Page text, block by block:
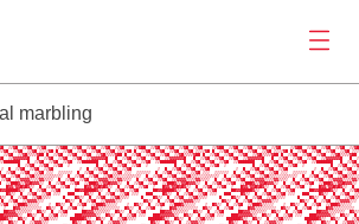
marbling
░▒▓█  ░▒▓█  ░▒▓█    ░▒▓██  ░▒▓█  ░▒▓█  ░▒▓█  ░▒▓█    ░▒▓██  ░▒▓█  ░▒▓█  ░▒▓█  ░▒▓█    ░▒▓██  ░▒▓█  ░▒▓█  ░▒▓█  ░▒▓█    ░▒▓██  ░▒▓█  ░▒▓█  ░▒▓█
░▒▓█  ░▒▓█ ░░░▒▓█ █  ░▒▓█  ░▒▓█  ░▒▓█  ░▒▓█ ░░░▒▓█ █  ░▒▓█  ░▒▓█  ░▒▓█  ░▒▓█ ░░░▒▓█ █  ░▒▓█  ░▒▓█  ░▒▓█  ░▒▓█ ░░░▒▓█ █  ░▒▓█  ░▒▓█  ░▒▓█  ░▒▓█
░▒▓█▒▒▒▒▓██ █  ░▒▓█  ░▒▓█  ░▒▓█  ░▒▓█▒▒▒▒▓██ █  ░▒▓█  ░▒▓█  ░▒▓█  ░▒▓█▒▒▒▒▓██ █  ░▒▓█  ░▒▓█  ░▒▓█  ░▒▓█▒▒▒▒▓██ █  ░▒▓█  ░▒▓█  ░▒▓█  ░▒▓█▒▒▒▒▓██
░▒▓▓▓▓▓▓█   █  ░▒▓█  ░▒▓█  ░▒▓█  ░▒▓▓▓▓▓▓█   █  ░▒▓█  ░▒▓█  ░▒▓█  ░▒▓▓▓▓▓▓█   █  ░▒▓█  ░▒▓█  ░▒▓█  ░▒▓▓▓▓▓▓█   █  ░▒▓█  ░▒▓█  ░▒▓█  ░▒▓▓▓▓▓▓█   █
█  ░▒▓█  ░▒▓█  ░▒▓█  ░▒███████   █  ░▒▓█  ░▒▓█  ░▒▓█  ░▒███████   █  ░▒▓█  ░▒▓█  ░▒▓█  ░▒███████   █  ░▒▓█  ░▒▓█  ░▒▓█  ░▒███████   █  ░▒▓█
█  ░▒▓█  ░▒▓█  ░▒▓█  ░           █  ░▒▓█  ░▒▓█  ░▒▓█  ░           █  ░▒▓█  ░▒▓█  ░▒▓█  ░           █  ░▒▓█  ░▒▓█  ░▒▓█  ░           █
░▒▓█  ░▒▓█  ░▒▓█           ░  █  ░▒▓█  ░▒▓█  ░▒▓█           ░  █  ░▒▓█  ░▒▓█  ░▒▓█           ░  █  ░▒▓█  ░▒▓█  ░▒▓█           ░  █  ░▒▓█  ░▒▓█
░▒▓█  ░▒▓█  ░▒▓█ ░░░  ░░░░░░  █  ░▒▓█  ░▒▓█  ░▒▓█ ░░░  ░░░░░░  █  ░▒▓█  ░▒▓█  ░▒▓█ ░░░  ░░░░░░  █  ░▒▓█  ░▒▓█  ░▒▓█ ░░░  ░░░░░░  █  ░▒▓█  ░▒▓█
░▒▓█  ░▒▓█▒▒▒░░░▒▒▒░▒░  █  ░▒▓█  ░▒▓█  ░▒▓█▒▒▒░░░▒▒▒░▒░  █  ░▒▓█  ░▒▓█  ░▒▓█▒▒▒░░░▒▒▒░▒░  █  ░▒▓█  ░▒▓█  ░▒▓█▒▒▒░░░▒▒▒░▒░  █  ░▒▓█  ░▒▓█
░▒▓▓▓▓▒░▒▒▓▓▒▒▒░  █  ░▒▓█  ░▒▓█  ░▒▓▓▓▓▒░▒▒▓▓▒▒▒░  █  ░▒▓█  ░▒▓█  ░▒▓▓▓▓▒░▒▒▓▓▒▒▒░  █  ░▒▓█  ░▒▓█  ░▒▓▓▓▓▒░▒▒▓▓▒▒▒░  █  ░▒▓█  ░▒▓█
░▒███▓▒▒▓▓█▓▓▓▒░  █  ░▒▓█  ░▒▓█  ░▒███▓▒▒▓▓█▓▓▓▒░  █  ░▒▓█  ░▒▓█  ░▒███▓▒▒▓▓█▓▓▓▒░  █  ░▒▓█  ░▒▓█  ░▒███▓▒▒▓▓█▓▓▓▒░  █  ░▒▓█  ░▒▓█
█▓▓▒▓▓█▓█▓▒░  █  ░▒▓█  ░▒▓█  ░   █▓▓▒▓▓█▓█▓▒░  █  ░▒▓█  ░▒▓█  ░   █▓▓▒▓▓█▓█▓▒░  █  ░▒▓█  ░▒▓█  ░   █▓▓▒▓▓█▓█▓▒░  █  ░▒▓█  ░▒▓█  ░   █▓▓▒▓▓█▓█▓▒░
█  ░▒▓█  ░▒▓█      ██▓▓█████▓▒░  █  ░▒▓█  ░▒▓█      ██▓▓█████▓▒░  █  ░▒▓█  ░▒▓█      ██▓▓█████▓▒░  █  ░▒▓█  ░▒▓█      ██▓▓█████▓▒░  █  ░▒▓█
█▓▒░  █  ░▒▓█  ░▒▓█ ░░░   ███    █▓▒░  █  ░▒▓█  ░▒▓█ ░░░   ███    █▓▒░  █  ░▒▓█  ░▒▓█ ░░░   ███    █▓▒░  █  ░▒▓█  ░▒▓█ ░░░   ███    █▓▒░  █  ░▒▓█
█  ░▒▓█  ░▒▓█▒▒▒░     █    █▓▒░  █  ░▒▓█  ░▒▓█▒▒▒░     █    █▓▒░  █  ░▒▓█  ░▒▓█▒▒▒░     █    █▓▒░  █  ░▒▓█  ░▒▓█▒▒▒░     █    █▓▒░  █  ░▒▓█
░▒▓█  ░▒▓▓▓▓▒░░         █▓▒░  █  ░▒▓█  ░▒▓▓▓▓▒░░         █▓▒░  █  ░▒▓█  ░▒▓▓▓▓▒░░         █▓▒░  █  ░▒▓█  ░▒▓▓▓▓▒░░         █▓▒░  █  ░▒▓█
░▒███▓▒▒░░░    ░  █▓▒░  █  ░▒▓█  ░▒███▓▒▒░░░    ░  █▓▒░  █  ░▒▓█  ░▒███▓▒▒░░░    ░  █▓▒░  █  ░▒▓█  ░▒███▓▒▒░░░    ░  █▓▒░  █  ░▒▓█  ░▒███▓▒▒░░░
█▓▓▒▒▒░░░░░░  █▓▒░  █  ░▒▓█  ░   █▓▓▒▒▒░░░░░░  █▓▒░  █  ░▒▓█  ░   █▓▓▒▒▒░░░░░░  █▓▒░  █  ░▒▓█  ░   █▓▓▒▒▒░░░░░░  █▓▒░  █  ░▒▓█  ░   █▓▓▒▒▒░░░░░░
█▓▒░  █  ░▒▓█      ██▓▓▓▒▒▒▒▒▒░  █▓▒░  █  ░▒▓█      ██▓▓▓▒▒▒▒▒▒░  █▓▒░  █  ░▒▓█      ██▓▓▓▒▒▒▒▒▒░  █▓▒░  █  ░▒▓█      ██▓▓▓▒▒▒▒▒▒░
█▓▒░  █  ░▒▓█ ░░░   ███▓▓▓▓▓▓▒░  █▓▒░  █  ░▒▓█ ░░░   ███▓▓▓▓▓▓▒░  █▓▒░  █  ░▒▓█ ░░░   ███▓▓▓▓▓▓▒░  █▓▒░  █  ░▒▓█ ░░░   ███▓▓▓▓▓▓▒░  █▓▒░  █
█▓▒░  █  ░▒▓█▒▒▒░     ██████▓▒░  █▓▒░  █  ░▒▓█▒▒▒░     ██████▓▒░  █▓▒░  █  ░▒▓█▒▒▒░     ██████▓▒░  █▓▒░  █  ░▒▓█▒▒▒░     ██████▓▒░  █▓▒░  █
█  ░▒▓▓▓▒▒░          █▓▒░  █▓▒░  █  ░▒▓▓▓▒▒░          █▓▒░  █▓▒░  █  ░▒▓▓▓▒▒░          █▓▒░  █▓▒░  █  ░▒▓▓▓▒▒░          █▓▒░  █▓▒░  █